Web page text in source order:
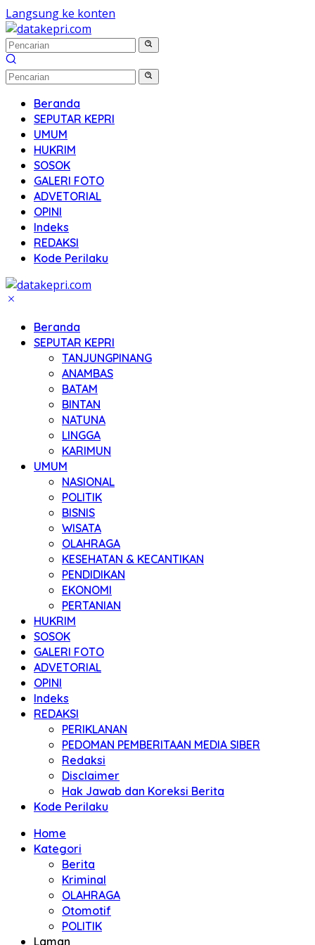
Langsung ke konten
Beranda
SEPUTAR KEPRI
UMUM
HUKRIM
SOSOK
GALERI FOTO
ADVETORIAL
OPINI
Indeks
REDAKSI
Kode Perilaku
Beranda
SEPUTAR KEPRI
TANJUNGPINANG
ANAMBAS
BATAM
BINTAN
NATUNA
LINGGA
KARIMUN
UMUM
NASIONAL
POLITIK
BISNIS
WISATA
OLAHRAGA
KESEHATAN & KECANTIKAN
PENDIDIKAN
EKONOMI
PERTANIAN
HUKRIM
SOSOK
GALERI FOTO
ADVETORIAL
OPINI
Indeks
REDAKSI
PERIKLANAN
PEDOMAN PEMBERITAAN MEDIA SIBER
Redaksi
Disclaimer
Hak Jawab dan Koreksi Berita
Kode Perilaku
Home
Kategori
Berita
Kriminal
OLAHRAGA
Otomotif
POLITIK
Laman